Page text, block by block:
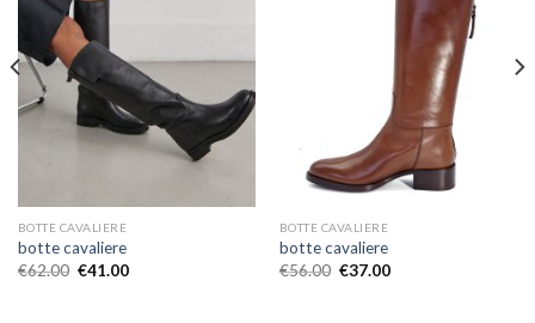
BOTTE CAVALIERE
botte cavaliere
€62.00 €41.00
BOTTE CAVALIERE
botte cavaliere
€56.00 €37.00